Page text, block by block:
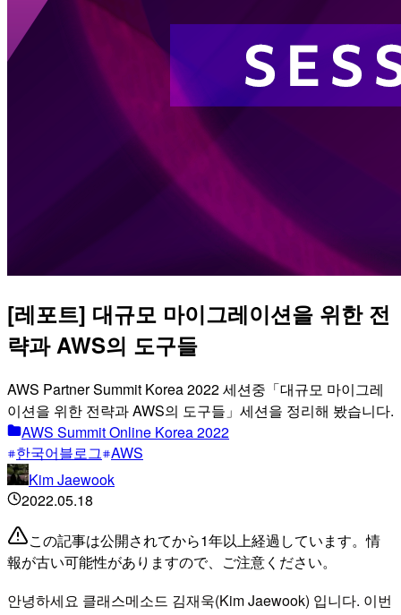
[레포트] 대규모 마이그레이션을 위한 전
략과 AWS의 도구들
AWS Partner Summit Korea 2022 세션중「대규모 마이그레
이션을 위한 전략과 AWS의 도구들」세션을 정리해 봤습니다.
AWS Summit Online Korea 2022
한국어블로그 AWS
Kim Jaewook
2022.05.18
この記事は公開されてから1年以上経過しています。情
報が古い可能性がありますので、ご注意ください。
안녕하세요 클래스메소드 김재욱(Kim Jaewook) 입니다. 이번